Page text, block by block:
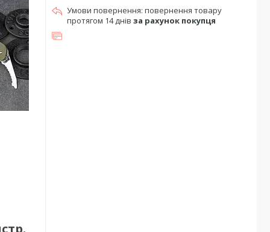
повернення товару
протягом 14 днів за рахунок покупця